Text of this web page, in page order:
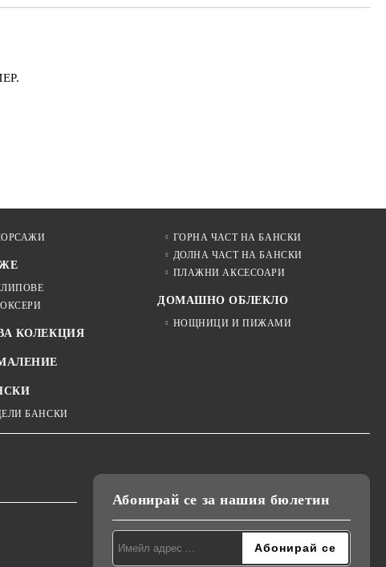
КОЛЕКЦИЯ
БАНСКИ
ГОРНА ЧАСТ НА БАНСКИ
ДОЛНА ЧАСТ НА БАНСКИ
ПЛАЖНИ АКСЕСОАРИ
ДОМАШНО ОБЛЕКЛО
НОЩНИЦИ И ПИЖАМИ
Абонирай се за нашия бюлетин